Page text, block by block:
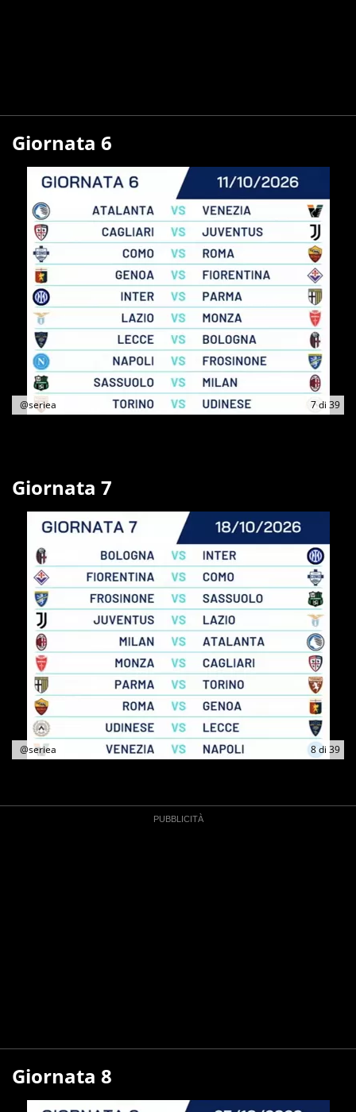
Giornata 6
7di 39
@seriea
Giornata 7
8di 39
@seriea
Giornata 8